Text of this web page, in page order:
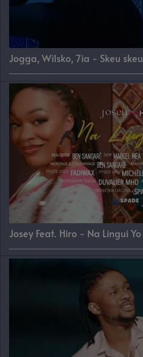
Jogga, Wilsko, 7ia - Skeu skeu
Josey Feat. Hiro - Na Lingui Yo